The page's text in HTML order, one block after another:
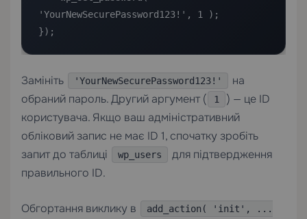
'YourNewSecurePassword123!', 1 );
});
Замініть 'YourNewSecurePassword123!'
на
обраний пароль. Другий аргумент (
1
) — це ID
користувача. Якщо ваш адміністративний
обліковий запис не має ID 1, спочатку зробіть
запит до таблиці
wp_users
для підтвердження
правильного ID.
Обгортання виклику в
add_action( 'init', ...